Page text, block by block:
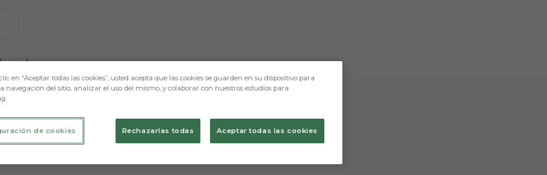
mostraremos contenidos relacionados con esta. Mínimo tres caracteres.
en “Aceptar todas las cookies”, usted acepta que las cookies se guarden en su dispositivo para
navegación del sitio, analizar el uso del mismo, y colaborar con nuestros estudios para
Rechazarlas todas Aceptar todas las cookies
de cookies